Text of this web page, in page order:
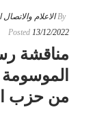
By الاعلام
Posted 13/12/2022
مناقشة
من حزب القرم